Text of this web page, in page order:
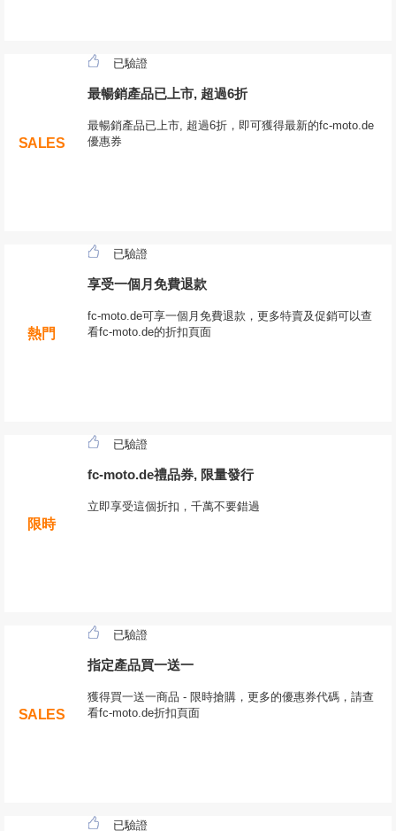
SALES
已驗證
最暢銷產品已上市, 超過6折
最暢銷產品已上市, 超過6折，即可獲得最新的fc-moto.de
優惠券
熱門
已驗證
享受一個月免費退款
fc-moto.de可享一個月免費退款，更多特賣及促銷可以查
看fc-moto.de的折扣頁面
限時
已驗證
fc-moto.de禮品券, 限量發行
立即享受這個折扣，千萬不要錯過
SALES
已驗證
指定產品買一送一
獲得買一送一商品 - 限時搶購，更多的優惠券代碼，請查
看fc-moto.de折扣頁面
已驗證